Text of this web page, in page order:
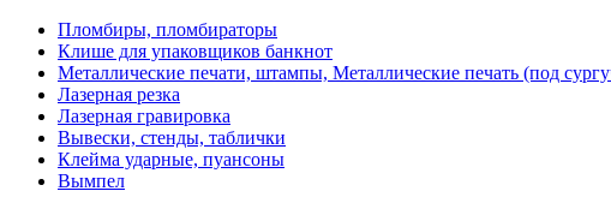
Пломбиры, пломбираторы
Клише для упаковщиков банкнот
Металлические печати, штампы, Металлические печать (под
Лазерная резка
Лазерная гравировка
Вывески, стенды, таблички
Клейма ударные, пуансоны
Вымпел